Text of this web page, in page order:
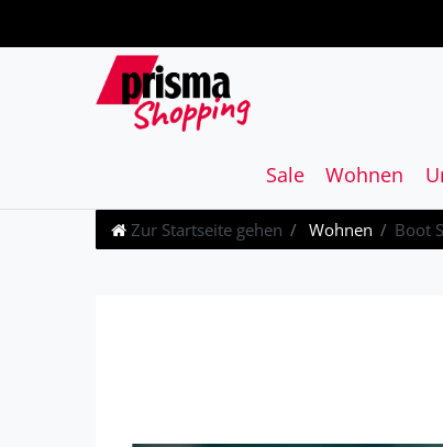
Sale Wohnen
Zur Startseite gehen Wohnen Boot